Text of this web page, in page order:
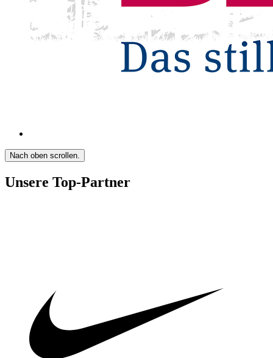
Nach oben scrollen.
Unsere Top-Partner